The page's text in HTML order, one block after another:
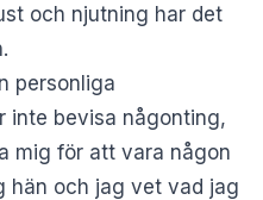
och njutning har det
personliga
inte bevisa någonting,
mig för att vara någon
hän och jag vet vad jag